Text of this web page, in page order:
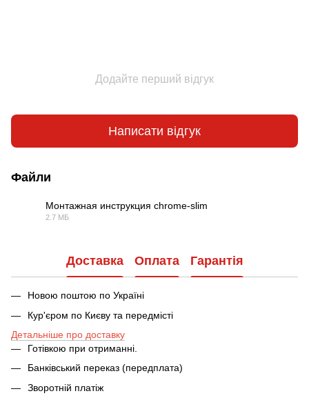
Додайте перший відгук
Написати відгук
Файли
Монтажная инструкция chrome-slim
2.7 МБ
Доставка Оплата Гарантія
Новою поштою по Україні
Кур'єром по Києву та передмісті
Детальніше про доставку
Готівкою при отриманні.
Банківський переказ (передплата)
Зворотній платіж